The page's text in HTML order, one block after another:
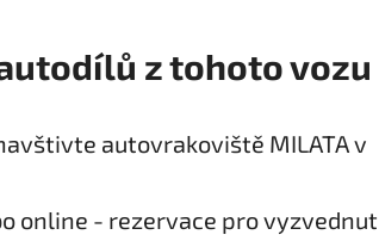
z tohoto vozu
autovrakoviště MILATA v
online - rezervace pro